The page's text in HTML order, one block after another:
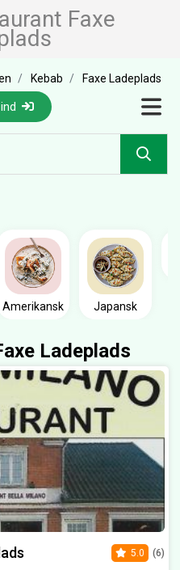
Faxe
Kebab Faxe Ladeplads
Amerikansk Japansk
Ladeplads
5.0 (6)